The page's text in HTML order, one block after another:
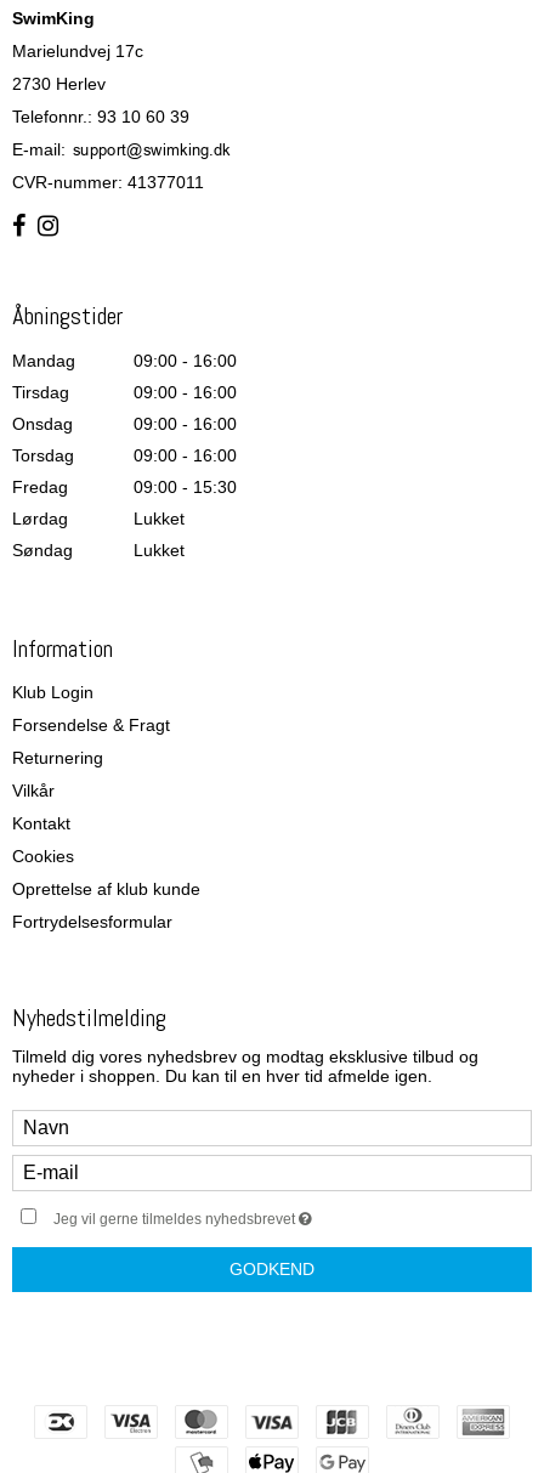
SwimKing
Marielundvej 17c
2730 Herlev
Telefonnr. : 93 10 60 39
E-mail:
CVR-nummer: 41377011
Åbningstider
Mandag
09:00 - 16:00
Tirsdag
09:00 - 16:00
Onsdag
09:00 - 16:00
Torsdag
09:00 - 16:00
Fredag
09:00 - 15:30
Lørdag
Lukket
Søndag
Lukket
Information
Klub Login
Forsendelse & Fragt
Returnering
Vilkår
Kontakt
Cookies
Oprettelse af klub kunde
Fortrydelsesformular
Nyhedstilmelding
Tilmeld dig vores nyhedsbrev og modtag eksklusive tilbud og
nyheder i shoppen. Du kan til en hver tid afmelde igen.
Jeg vil gerne tilmeldes nyhedsbrevet
GODKEND